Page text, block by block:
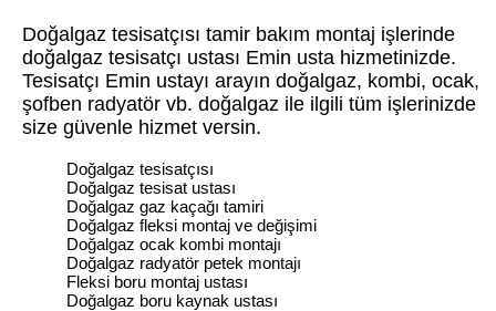
Doğalgaz tesisatçısı tamir bakım montaj işlerinde
doğalgaz tesisatçı ustası Emin usta hizmetinizde.
Tesisatçı Emin ustayı arayın doğalgaz, kombi, ocak,
şofben radyatör vb. doğalgaz ile ilgili tüm işlerinizde
size güvenle hizmet versin.
Doğalgaz tesisatçısı
Doğalgaz tesisat ustası
Doğalgaz gaz kaçağı tamiri
Doğalgaz fleksi montaj ve değişimi
Doğalgaz ocak kombi montajı
Doğalgaz radyatör petek montajı
Fleksi boru montaj ustası
Doğalgaz boru kaynak ustası